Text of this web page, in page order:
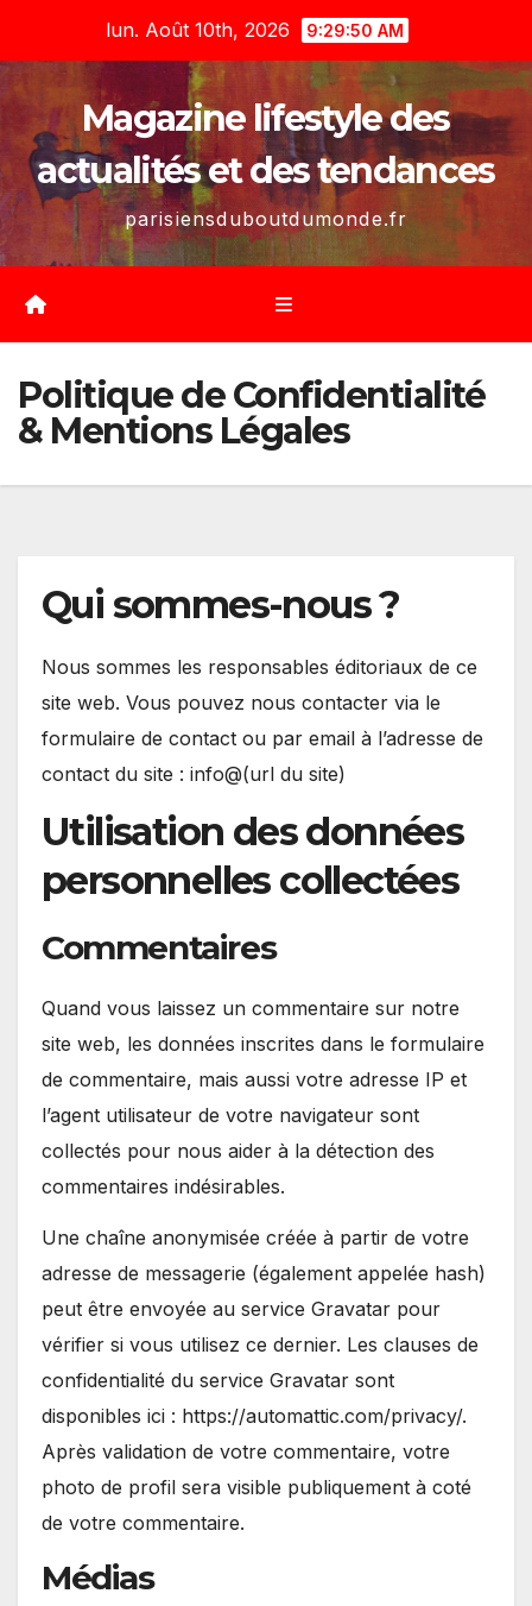
content
lun. Août 10th, 2026 9:29:52 AM
Magazine lifestyle des
actualités et des tendances
parisiensduboutdumonde.fr
Politique de Confidentialité
& Mentions Légales
Qui sommes-nous ?
Nous sommes les responsables éditoriaux de ce
site web. Vous pouvez nous contacter via le
formulaire de contact ou par email à l’adresse de
contact du site : info@(url du site)
Utilisation des données
personnelles collectées
Commentaires
Quand vous laissez un commentaire sur notre
site web, les données inscrites dans le formulaire
de commentaire, mais aussi votre adresse IP et
l’agent utilisateur de votre navigateur sont
collectés pour nous aider à la détection des
commentaires indésirables.
Une chaîne anonymisée créée à partir de votre
adresse de messagerie (également appelée hash)
peut être envoyée au service Gravatar pour
vérifier si vous utilisez ce dernier. Les clauses de
confidentialité du service Gravatar sont
disponibles ici : https://automattic.com/privacy/.
Après validation de votre commentaire, votre
photo de profil sera visible publiquement à coté
de votre commentaire.
Médias